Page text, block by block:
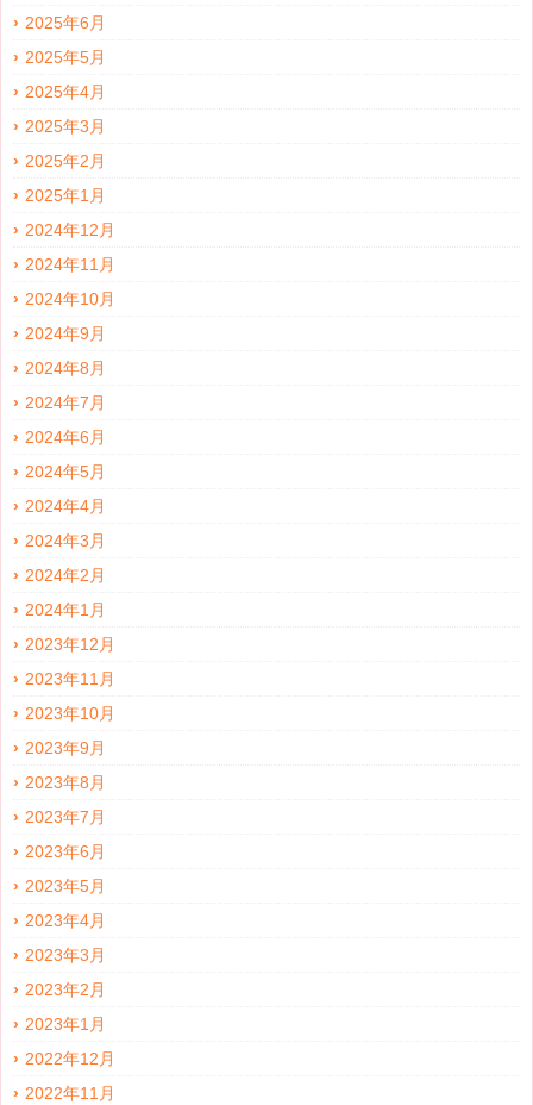
2025年6月
2025年5月
2025年4月
2025年3月
2025年2月
2025年1月
2024年12月
2024年11月
2024年10月
2024年9月
2024年8月
2024年7月
2024年6月
2024年5月
2024年4月
2024年3月
2024年2月
2024年1月
2023年12月
2023年11月
2023年10月
2023年9月
2023年8月
2023年7月
2023年6月
2023年5月
2023年4月
2023年3月
2023年2月
2023年1月
2022年12月
2022年11月